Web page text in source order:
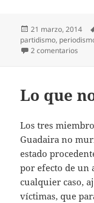
Publicado
el
21 marzo, 2014
partidismo,
2 comentarios
Lo que
Los tres
Guadaira no
estado
por efecto de un
cualquier caso,
víctimas, que